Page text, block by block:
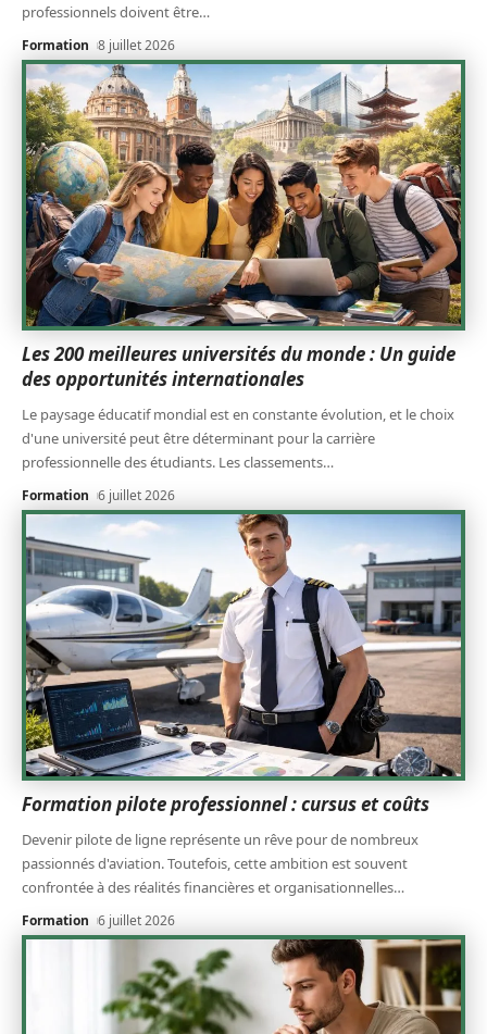
professionnels doivent être…
Formation 8 juillet 2026
Les 200 meilleures universités du monde : Un guide
des opportunités internationales
Le paysage éducatif mondial est en constante évolution, et le choix
d'une université peut être déterminant pour la carrière
professionnelle des étudiants. Les classements…
Formation 6 juillet 2026
Formation pilote professionnel : cursus et coûts
Devenir pilote de ligne représente un rêve pour de nombreux
passionnés d'aviation. Toutefois, cette ambition est souvent
confrontée à des réalités financières et organisationnelles…
Formation 6 juillet 2026